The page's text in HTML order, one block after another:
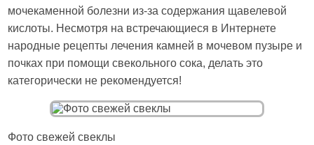
мочекаменной болезни из-за содержания щавелевой
кислоты. Несмотря на встречающиеся в Интернете
народные рецепты лечения камней в мочевом пузыре и
почках при помощи свекольного сока, делать это
категорически не рекомендуется!
Фото свежей свеклы